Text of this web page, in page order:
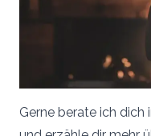
Gerne berate ich dich